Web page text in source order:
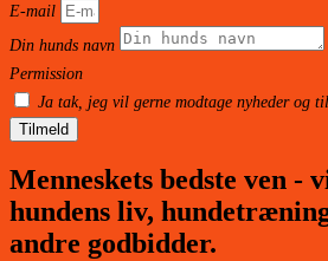
E-mail
Din hunds navn
Permission
Ja tak, jeg vil gerne modtage nyheder og
Tilmeld
Menneskets bedste ven -
hundens liv,
andre godbidder.